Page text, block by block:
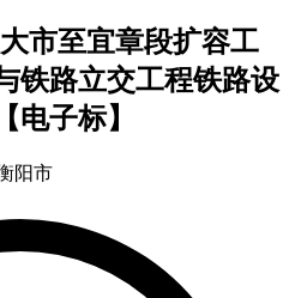
市至宜章段扩容工
铁路立交工程铁路设
电子标】
阳市